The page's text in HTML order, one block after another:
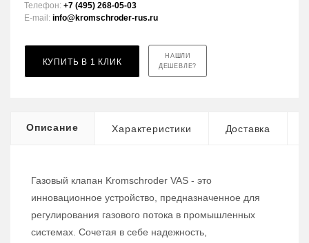
Телефон: +7 (495) 268-05-03
E-mail: info@kromschroder-rus.ru
КУПИТЬ В 1 КЛИК
НАШЛИ
ДЕШЕВЛЕ?
Описание Характеристики Доставка
Газовый клапан Kromschroder VAS - это
инновационное устройство, предназначенное для
регулирования газового потока в промышленных
системах. Сочетая в себе надежность,